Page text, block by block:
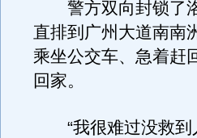
警方双向封锁了洛
直排到广州大道南南
乘坐公交车、急着赶
回家。
“我很难过没救到